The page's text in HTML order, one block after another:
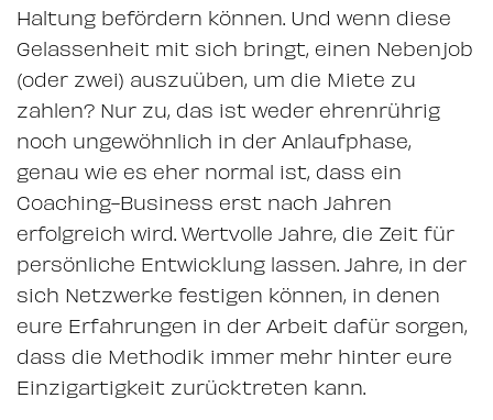
Haltung befördern können. Und wenn diese
Gelassenheit mit sich bringt, einen Nebenjob
(oder zwei) auszuüben, um die Miete zu
zahlen? Nur zu, das ist weder ehrenrührig
noch ungewöhnlich in der Anlaufphase,
genau wie es eher normal ist, dass ein
Coaching-Business erst nach Jahren
erfolgreich wird. Wertvolle Jahre, die Zeit für
persönliche Entwicklung lassen. Jahre, in der
sich Netzwerke festigen können, in denen
eure Erfahrungen in der Arbeit dafür sorgen,
dass die Methodik immer mehr hinter eure
Einzigartigkeit zurücktreten kann.